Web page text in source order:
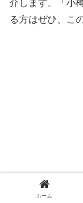
介します。「小
る方はぜひ、こ
ホーム